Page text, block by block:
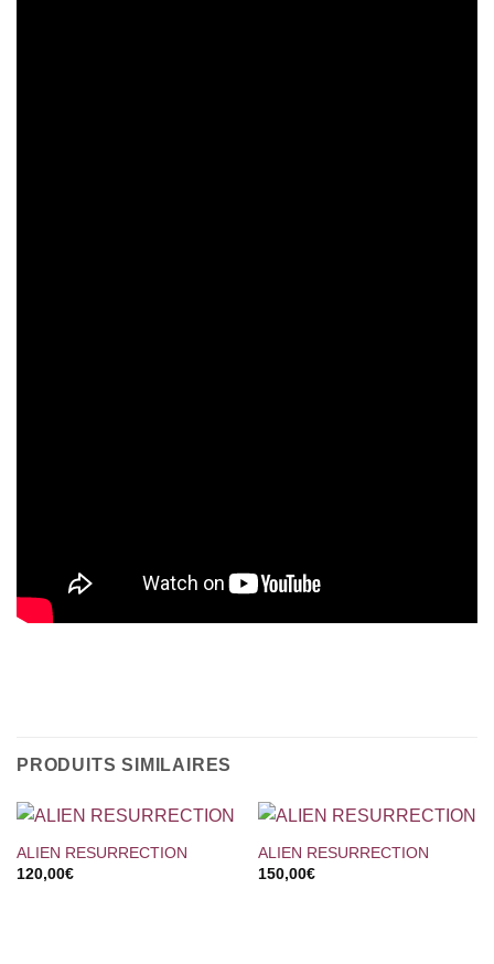
PRODUITS SIMILAIRES
ALIEN RESURRECTION
120,00€
ALIEN RESURRECTION
150,00€